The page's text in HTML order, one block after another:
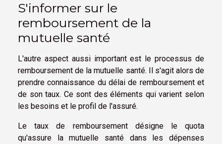
S'informer sur le
remboursement de la
mutuelle santé
L'autre aspect aussi important est le processus de
remboursement de la mutuelle santé. Il s'agit alors de
prendre connaissance du délai de remboursement et
de son taux. Ce sont des éléments qui varient selon
les besoins et le profil de l'assuré.
Le taux de remboursement désigne le quota
qu'assure la mutuelle santé dans les dépenses